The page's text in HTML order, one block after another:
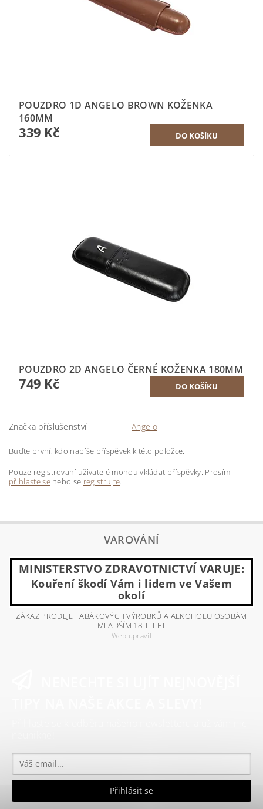
POUZDRO 1D ANGELO BROWN KOŽENKA
160MM
339 Kč
POUZDRO 2D ANGELO ČERNÉ KOŽENKA 180MM
749 Kč
Značka příslušenství Angelo
Buďte první, kdo napíše příspěvek k této položce.
Pouze registrovaní uživatelé mohou vkládat příspěvky. Prosím
přihlaste senebo se registrujte
VAROVÁNÍ
MINISTERSTVO ZDRAVOTNICTVÍ VARUJE:
Kouření škodí Vám i lidem ve Vašem
okolí
ZÁKAZ PRODEJE TABÁKOVÝCH VÝROBKŮ A ALKOHOLU OSOBÁM
MLADŠÍM 18-TI LET
Web upravil